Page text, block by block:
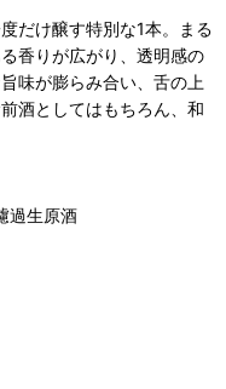
だけ醸す特別な1本。まる
香りが広がり、透明感の
味が膨らみ合い、舌の上
酒としてはもちろん、和
生原酒